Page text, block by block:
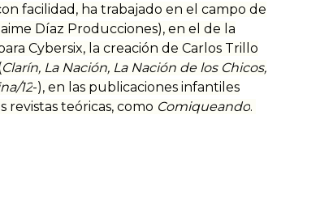
facilidad, ha trabajado en el campo de
Díaz Producciones), en el de la
Cybersix, la creación de Carlos Trillo
Clarín, La Nación, La Nación de los Chicos,
12-), en las publicaciones infantiles
revistas teóricas, como Comiqueando.